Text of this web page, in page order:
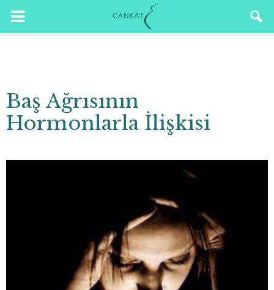
Baş Ağrısının
Hormonlarla İlişkisi